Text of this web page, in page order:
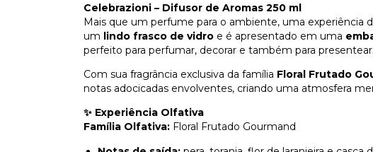
Celebrazioni – Difusor de Aromas 250 ml
Mais que um perfume para o ambiente, uma experiência
um lindo frasco de vidro e é apresentado em uma
perfeito para perfumar, decorar e também para presentear.
Com sua fragrância exclusiva da família Floral Frutado
notas adocicadas envolventes, criando uma atmosfera
✨ Experiência Olfativa
Família Olfativa: Floral Frutado Gourmand